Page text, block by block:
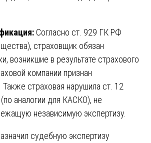
Согласно ст. 929 ГК РФ
страховщик обязан
возникшие в результате страхового
компании признан
страховая нарушила ст. 12
аналогии для КАСКО), не
независимую экспертизу.
судебную экспертизу